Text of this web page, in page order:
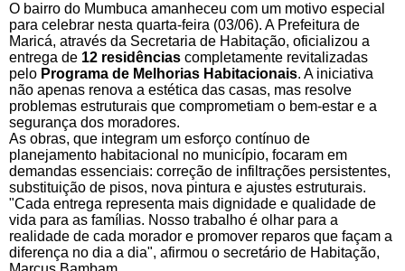
O bairro do Mumbuca amanheceu com um motivo especial
para celebrar nesta quarta-feira (03/06). A Prefeitura de
Maricá, através da Secretaria de Habitação, oficializou a
entrega de 12 residências completamente revitalizadas
pelo Programa de Melhorias Habitacionais. A iniciativa
não apenas renova a estética das casas, mas resolve
problemas estruturais que comprometiam o bem-estar e a
segurança dos moradores.
As obras, que integram um esforço contínuo de
planejamento habitacional no município, focaram em
demandas essenciais: correção de infiltrações persistentes,
substituição de pisos, nova pintura e ajustes estruturais.
"Cada entrega representa mais dignidade e qualidade de
vida para as famílias. Nosso trabalho é olhar para a
realidade de cada morador e promover reparos que façam a
diferença no dia a dia", afirmou o secretário de Habitação,